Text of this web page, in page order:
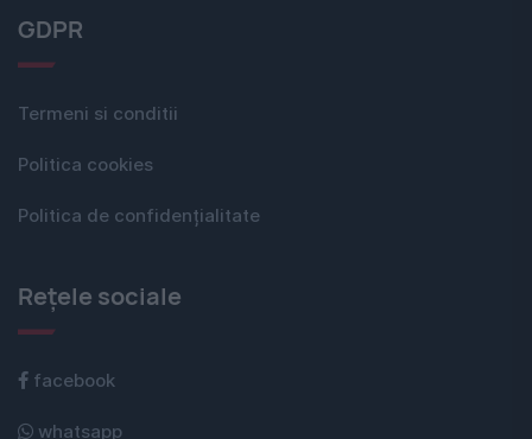
GDPR
Termeni si conditii
Politica cookies
Politica de confidențialitate
Rețele sociale
facebook
whatsapp